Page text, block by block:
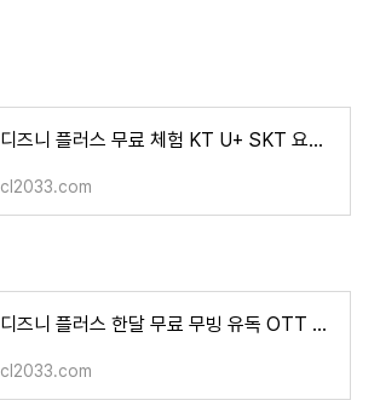
디즈니 플러스 무료 체험 KT U+ SKT 요금제 무료 할인 카드 계정 공유 서비스
cl2033.com
디즈니 플러스 한달 무료 무빙 유독 OTT 넷플릭스 유튜브 프리미엄 티빙
cl2033.com